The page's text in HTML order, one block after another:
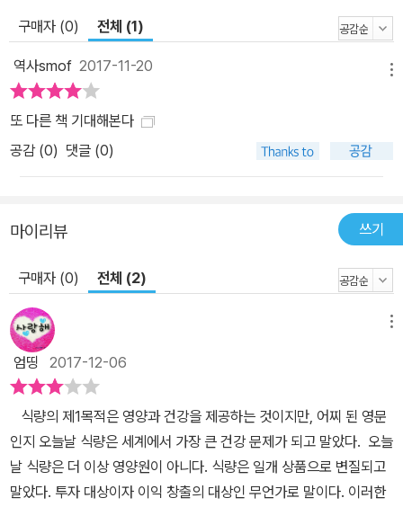
리고 그것을 둘러싼 넓고 깊은 생명의 그물을 성찰하게 한다. “반다나
시바는 세계에서 가장 중요한 급진적 과학자 중 한 명이다” _《가디언
The Guardian》 살아 숨 쉬는 씨앗, 살아 숨 쉬는 토양, 살아 숨 쉬는
식량, 살아 숨 쉬는 농민 이 책은 농생태학으로의 패러다임 전환을 단
지 당위 차원에서 강변하는 책이 아니다. 반다나 시바는 이론과 주장
을 펴는 데 머무르는 사상가가 아니다. 1970년대에 목재회사의 삼림
행동에 투신해온 반다나 시바는, 구체적 실태와 자료를 들어 산업농
시스템의 허구적 신화를 논파하고, 자신의 경험을 포함해 생태적이고
민주적인 푸드 시스템을 위한 다양한 실천들을 소개한다. 반다나 시
바의 연구와 실천을 대표하는 것이 각각 이른바 ‘녹색혁명’에 관한 연
구와 ‘나브다니야’ 운동이다. 시바에 따르면, 녹색혁명이란 인도에 도
입된 화학물질 기반의 농업 모델에 붙여진 잘못된 이름이다. 전쟁 무
기를 생산했던 화학기업들이 2차대전 후 화학비료라는 새로운 시장
을 개척했으며, 1960년대 중반에 녹색혁명이라는 이름으로 ‘종자?
화학물질’ 패키지를 남반구 국가들에 수출했다는 것이다. 녹색혁명이
식량문제를 해결했다는 신화가 만들어졌지만, 시바는 현실은 다르다
고 말한다. “펀자브의 녹색혁명이 남긴 것은 사막화되다시피 한 토양,
고갈된 대수층, 생물다양성의 손실, 농가 부채, 살충제 탓에 암에 걸린
구매자 (0) 전체 (1)
역사smof 2017-11-20
또 다른 책 기대해본다
공감 (0) 댓글 (0)
마이리뷰 쓰기
구매자 (0) 전체 (2)
엄띵 2017-12-06
식량의 제1목적은 영양과 건강을 제공하는 것이지만, 어찌 된 영문
인지 오늘날 식량은 세계에서 가장 큰 건강 문제가 되고 말았다. 오늘
날 식량은 더 이상 영양원이 아니다. 식량은 일개 상품으로 변질되고
말았다. 투자 대상이자 이익 창출의 대상인 무언가로 말이다. 이러한